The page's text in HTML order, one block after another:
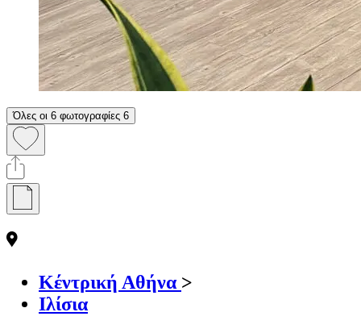
Όλες οι 6 φωτογραφίες 6
Κέντρική Αθήνα >
Ιλίσια